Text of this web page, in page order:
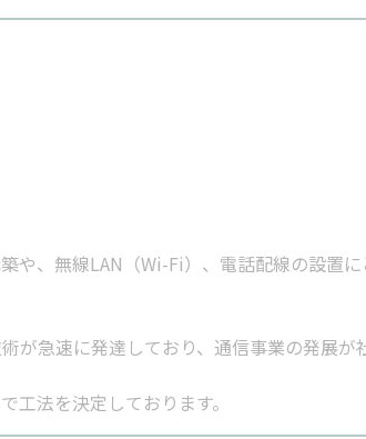
や、無線LAN（Wi-Fi）、電話配線の設置
急速に発達しており、通信事業の発展が
法を決定しております。